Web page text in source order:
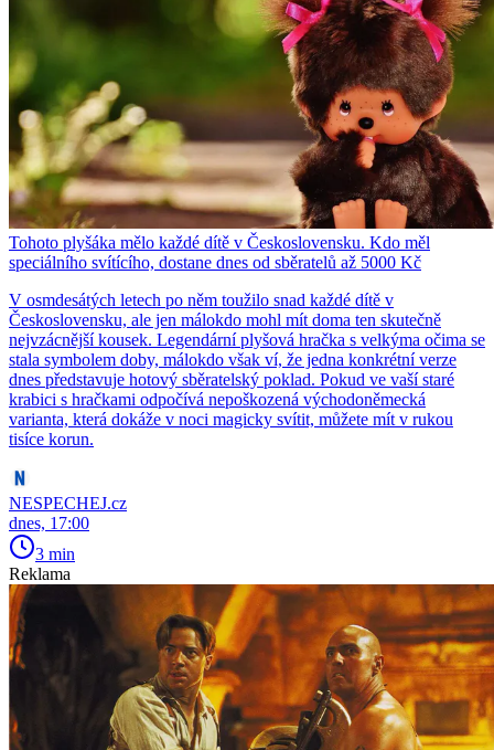
Tohoto plyšáka mělo každé dítě v Československu. Kdo měl
speciálního svítícího, dostane dnes od sběratelů až 5000 Kč
V osmdesátých letech po něm toužilo snad každé dítě v
Československu, ale jen málokdo mohl mít doma ten skutečně
nejvzácnější kousek. Legendární plyšová hračka s velkýma očima se
stala symbolem doby, málokdo však ví, že jedna konkrétní verze
dnes představuje hotový sběratelský poklad. Pokud ve vaší staré
krabici s hračkami odpočívá nepoškozená východoněmecká
varianta, která dokáže v noci magicky svítit, můžete mít v rukou
tisíce korun.
NESPECHEJ.cz
dnes, 17:00
3 min
Reklama